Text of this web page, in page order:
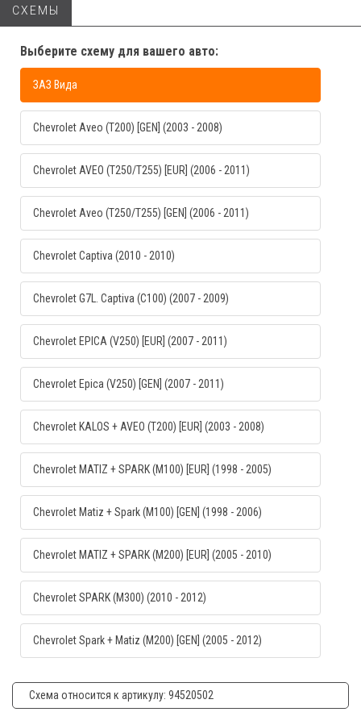
СХЕМЫ
Выберите схему для вашего авто:
ЗАЗ Вида
Chevrolet Aveo (T200) [GEN] (2003 - 2008)
Chevrolet AVEO (T250/T255) [EUR] (2006 - 2011)
Chevrolet Aveo (T250/T255) [GEN] (2006 - 2011)
Chevrolet Captiva (2010 - 2010)
Chevrolet G7L. Captiva (C100) (2007 - 2009)
Chevrolet EPICA (V250) [EUR] (2007 - 2011)
Chevrolet Epica (V250) [GEN] (2007 - 2011)
Chevrolet KALOS + AVEO (T200) [EUR] (2003 - 2008)
Chevrolet MATIZ + SPARK (M100) [EUR] (1998 - 2005)
Chevrolet Matiz + Spark (M100) [GEN] (1998 - 2006)
Chevrolet MATIZ + SPARK (M200) [EUR] (2005 - 2010)
Chevrolet SPARK (M300) (2010 - 2012)
Chevrolet Spark + Matiz (M200) [GEN] (2005 - 2012)
Схема относится к артикулу: 94520502